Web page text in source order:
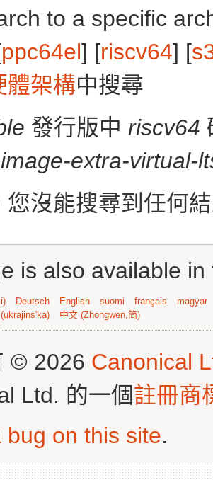
to a specific
ppc64el] [riscv64] [
體架構中搜尋
發行版中 riscv64
extra-virtual-
您沒能搜尋到任何
is also available
Deutsch English suomi français
magyar
(ukrajins'ka) 中文 (Zhongwen,简)
© 2026 Canonical
Ltd. 的一個註冊商
bug on this site.